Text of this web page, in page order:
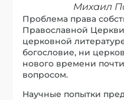
Михаил
Проблема права
Православной Церкви
церковной
богословие, ни
нового времени
вопросом.
Научные попытки